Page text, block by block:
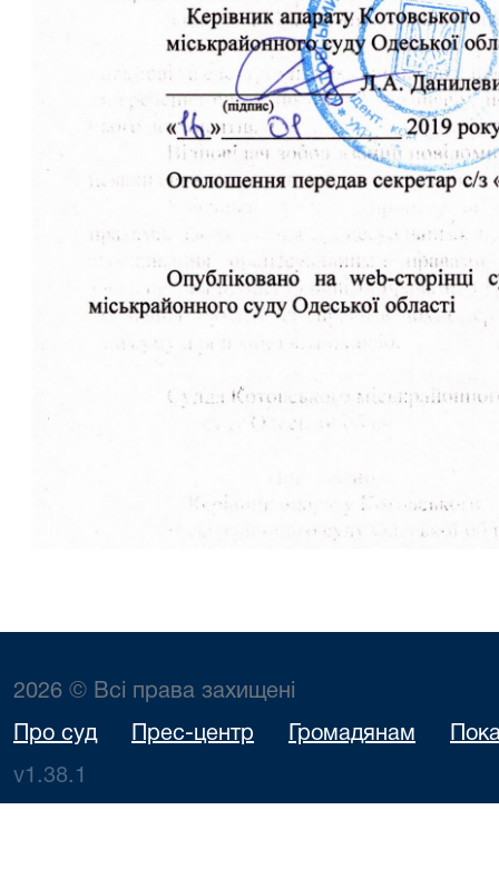
2026 © Всі права захищені
Про суд Прес-центр Громадянам
v1.38.1